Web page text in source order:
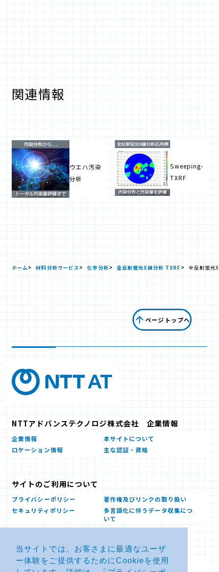
当サイトでは、お客さまに最適なユーザ
ー体験をご提供するためにCookieを使用
関連情報
ウエハ汚染
分析
Sweeping-
TXRF
ホーム 材料分析サービス 化学分析 全反射蛍光X線分析 TXRF 全反射蛍光
ページトップへ
NTTアドバンステクノロジ株式会社 企業情報
企業情報
本サイトについて
ロケーション情報
主な認証・資格
サイトのご利用について
プライバシーポリシー
著作権及びリンクの取り扱い
セキュリティポリシー
多言語化に伴うデータ収集につ
いて
お問い合せ
よくあるお問い合わせFAQ
SDSダウンロード